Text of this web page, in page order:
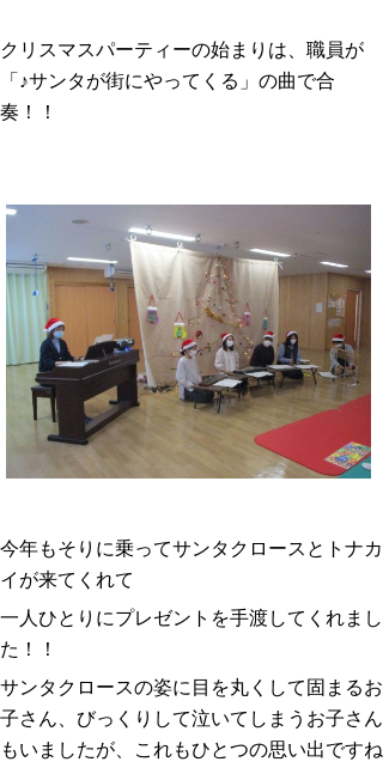
クリスマスパーティーの始まりは、職員が
「♪サンタが街にやってくる」の曲で合
奏！！
今年もそりに乗ってサンタクロースとトナカ
イが来てくれて
一人ひとりにプレゼントを手渡してくれまし
た！！
サンタクロースの姿に目を丸くして固まるお
子さん、びっくりして泣いてしまうお子さん
もいましたが、これもひとつの思い出ですね